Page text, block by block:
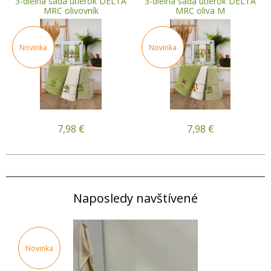
MRC olivovník
Novinka
7,98 €
MRC oliva M
Novinka
7,98 €
Naposledy navštívené
Novinka